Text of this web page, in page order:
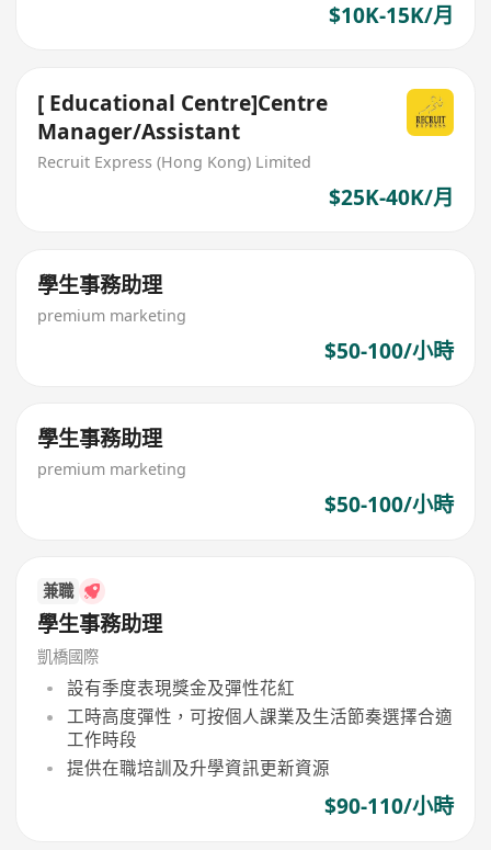
$10K-15K/月
[ Educational Centre]Centre
Manager/Assistant
Recruit Express (Hong Kong) Limited
$25K-40K/月
學生事務助理
premium marketing
$50-100/小時
學生事務助理
premium marketing
$50-100/小時
兼職
學生事務助理
凱橋國際
設有季度表現獎金及彈性花紅
工時高度彈性，可按個人課業及生活節奏選擇合適
工作時段
提供在職培訓及升學資訊更新資源
$90-110/小時